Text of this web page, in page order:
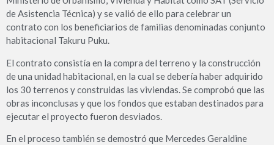
de Asistencia Técnica) y se valió de ello para celebrar un
contrato con los beneficiarios de familias denominadas conjunto
habitacional Takuru Puku.
El contrato consistía en la compra del terreno y la construcción
de una unidad habitacional, en la cual se debería haber adquirido
los 30 terrenos y construidas las viviendas. Se comprobó que las
obras inconclusas y que los fondos que estaban destinados para
ejecutar el proyecto fueron desviados.
En el proceso también se demostró que Mercedes Geraldine